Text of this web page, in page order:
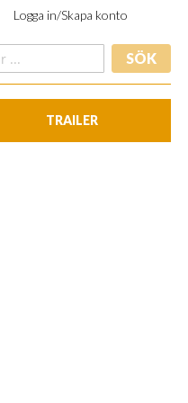
Logga in/Skapa konto
SÖK
TRAILER